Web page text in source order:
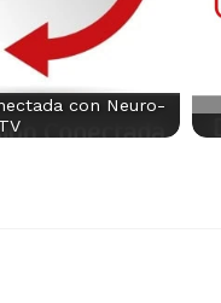
con Neuro-